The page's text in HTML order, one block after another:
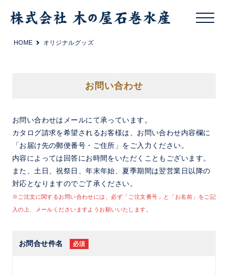
HOME オリジナルグッズ
お問い合わせ
お問い合わせはメールにて承っています。
カタログ請求を希望されるお客様は、お問い合わせ内容欄に
「お届け先の郵便番号・ご住所」をご入力ください。
内容によっては回答にお時間をいただくこともございます。
また、土日、祝祭日、年末年始、夏季期間は翌営業日以降の
対応となりますのでご了承ください。
※ご注文に関するお問い合わせには、必ず「ご注文番号」と「お名前」をご記
入の上、メールくださいますようお願いいたします。
お問合せ件名 必須